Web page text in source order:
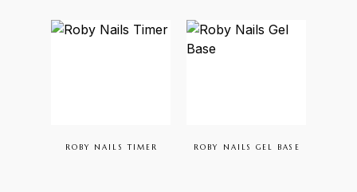
ROBY NAILS TIMER ROBY NAILS GEL BASE